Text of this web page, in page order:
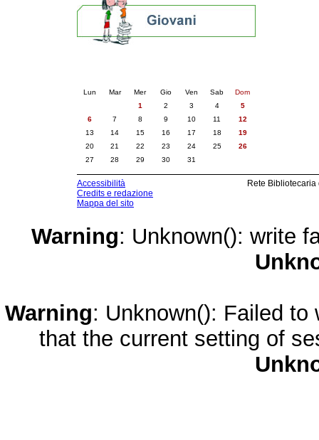
Lun Mar Mer Gio Ven Sab
Dom
1
2 3 4
5
6
7 8 9 10 11
12
13
14 15 16 17 18
19
20
21 22 23 24 25
26
27
28 29 30 31
Accessibilità
Credits e redazione
Mappa del sito
Rete
Warning: Unknown(): write
Warning: Unknown(): Failed
that the current setting of